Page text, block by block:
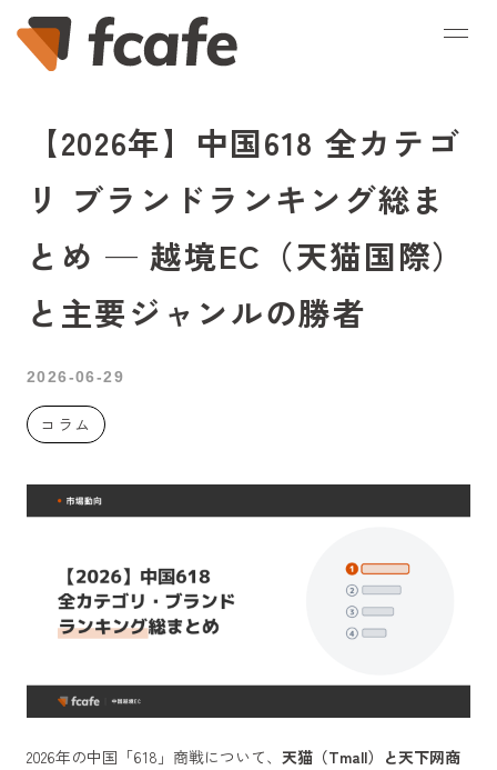
【2026年】中国618 全カテゴ
リ ブランドランキング総ま
とめ — 越境EC（天猫国際）
と主要ジャンルの勝者
2026-06-29
コラム
2026年の中国「618」商戦について、 天猫（Tmall）と天下网商